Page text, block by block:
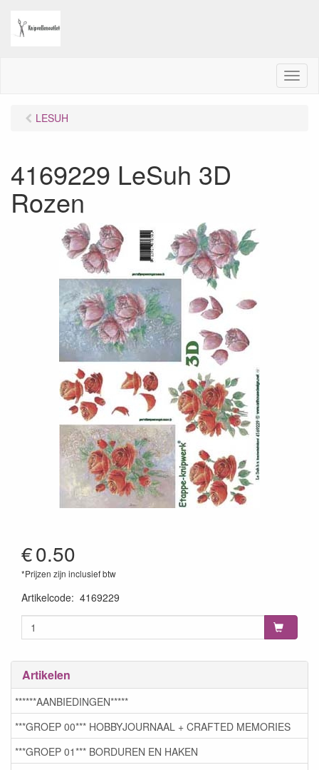
M
e
LESUH
4169229 LeSuh 3D
Rozen
€0.50
*Prijzen zijn inclusief btw
Artikelcode: 4169229
Artikelen
******AANBIEDINGEN*****
***GROEP 00*** HOBBYJOURNAAL + CRAFTED MEMORIES
***GROEP 01*** BORDUREN EN HAKEN